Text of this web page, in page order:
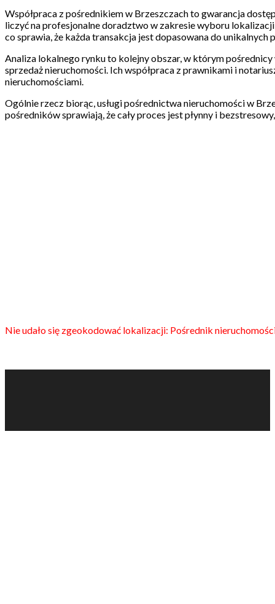
Współpraca z pośrednikiem w Brzeszczach to gwarancja
liczyć na profesjonalne doradztwo w zakresie wyboru
co sprawia, że każda transakcja jest dopasowana do
Analiza lokalnego rynku to kolejny obszar, w którym
sprzedaż nieruchomości. Ich współpraca z prawnikami i
nieruchomościami.
Ogólnie rzecz biorąc, usługi pośrednictwa nieruchomości w
pośredników sprawiają, że cały proces jest płynny i
Nie udało się zgeokodować lokalizacji: Pośrednik